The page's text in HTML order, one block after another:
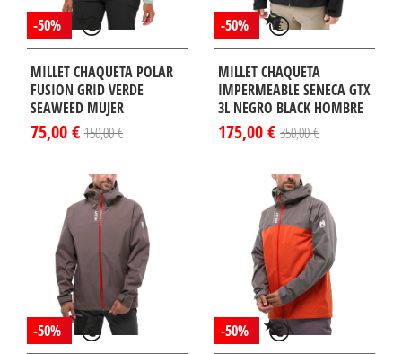
-50%
MILLET CHAQUETA POLAR
FUSION GRID VERDE
SEAWEED MUJER
75,00 € 150,00 €
-50%
MILLET CHAQUETA
IMPERMEABLE SENECA GTX
3L NEGRO BLACK HOMBRE
175,00 € 350,00 €
-50% -50%